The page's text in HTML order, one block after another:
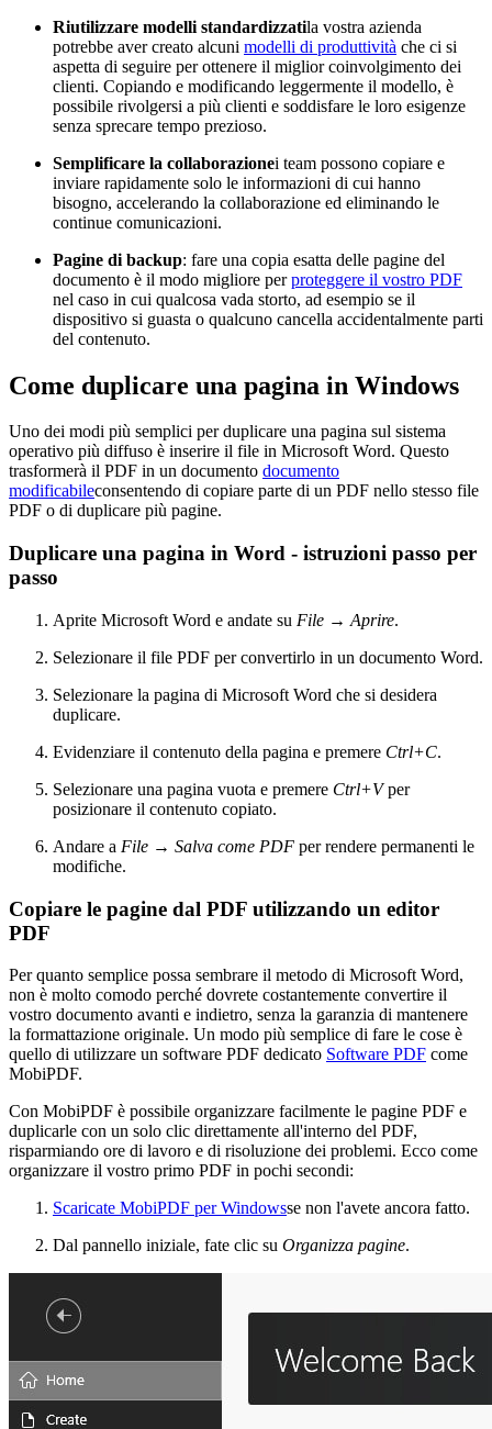
Riutilizzare modelli standardizzatila vostra azienda
potrebbe aver creato alcuni modelli di produttività che ci si
aspetta di seguire per ottenere il miglior coinvolgimento dei
clienti. Copiando e modificando leggermente il modello, è
possibile rivolgersi a più clienti e soddisfare le loro esigenze
senza sprecare tempo prezioso.
Semplificare la collaborazionei team possono copiare e
inviare rapidamente solo le informazioni di cui hanno
bisogno, accelerando la collaborazione ed eliminando le
continue comunicazioni.
Pagine di backup: fare una copia esatta delle pagine del
documento è il modo migliore perproteggere il vostro PDF
nel caso in cui qualcosa vada storto, ad esempio se il
dispositivo si guasta o qualcuno cancella accidentalmente parti
del contenuto.
Come duplicare una pagina in Windows
Uno dei modi più semplici per duplicare una pagina sul sistema
operativo più diffuso è inserire il file in Microsoft Word. Questo
trasformerà il PDF in un documento documento
modificabileconsentendo di copiare parte di un PDF nello stesso file
PDF o di duplicare più pagine.
Duplicare una pagina in Word - istruzioni passo per
passo
Aprite Microsoft Word e andate su File → Aprire.
Selezionare il file PDF per convertirlo in un documento Word.
Selezionare la pagina di Microsoft Word che si desidera
duplicare.
Evidenziare il contenuto della pagina e premere Ctrl+C.
Selezionare una pagina vuota e premere Ctrl+Vper
posizionare il contenuto copiato.
Andare a File → Salva come PDF per rendere permanenti le
modifiche.
Copiare le pagine dal PDF utilizzando un editor
PDF
Per quanto semplice possa sembrare il metodo di Microsoft Word,
non è molto comodo perché dovrete costantemente convertire il
vostro documento avanti e indietro, senza la garanzia di mantenere
la formattazione originale. Un modo più semplice di fare le cose è
quello di utilizzare un software PDF dedicato Software PDF come
MobiPDF.
Con MobiPDF è possibile organizzare facilmente le pagine PDF e
duplicarle con un solo clic direttamente all'interno del PDF,
risparmiando ore di lavoro e di risoluzione dei problemi. Ecco come
organizzare il vostro primo PDF in pochi secondi:
Scaricate MobiPDF per Windowsse non l'avete ancora fatto.
Dal pannello iniziale, fate clic su Organizza pagine.